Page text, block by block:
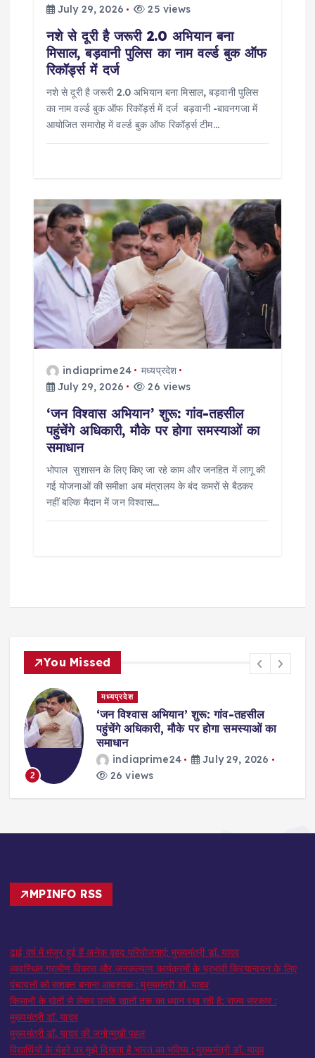
July 29, 2026
25 views
नशे से दूरी है जरूरी 2.0 अभियान बना
मिसाल, बड़वानी पुलिस का नाम वर्ल्ड बुक ऑफ
रिकॉर्ड्स में दर्ज
नशे से दूरी है जरूरी 2.0 अभियान बना मिसाल, बड़वानी पुलिस
का नाम वर्ल्ड बुक ऑफ रिकॉर्ड्स में दर्ज बड़वानी -बावनगजा में
आयोजित समारोह में वर्ल्ड बुक ऑफ रिकॉर्ड्स टीम…
indiaprime24
मध्यप्रदेश
July 29, 2026
26 views
‘जन विश्वास अभियान’ शुरू: गांव-तहसील
पहुंचेंगे अधिकारी, मौके पर होगा समस्याओं का
समाधान
भोपाल सुशासन के लिए किए जा रहे काम और जनहित में लागू की
गई योजनाओं की समीक्षा अब मंत्रालय के बंद कमरों से बैठकर
नहीं बल्कि मैदान में जन विश्वास…
You Missed
2
मध्यप्रदेश
‘जन विश्वास अभियान’ शुरू: गांव-तहसील
पहुंचेंगे अधिकारी, मौके पर होगा समस्याओं का
समाधान
indiaprime24
July 29, 2026
26 views
MPINFO RSS
ढाई वर्ष में मंजूर हुई हैं अनेक वृहद परियोजनाएं: मुख्यमंत्री डॉ. यादव
व्यवस्थित ग्रामीण विकास और जनकल्याण कार्यक्रमों के प्रभावी क्रियान्वयन के लिए
पंचायतों को सशक्त बनाना आवश्यक : मुख्यमंत्री डॉ. यादव
किसानों के खेतों से लेकर उनके खातों तक का ध्यान रख रही है: राज्य सरकार :
मुख्यमंत्री डॉ. यादव
मुख्यमंत्री डॉ. यादव की जनोन्मुखी पहल
विद्यार्थियों के चेहरे पर मुझे दिखता है भारत का भविष्य : मुख्यमंत्री डॉ. यादव